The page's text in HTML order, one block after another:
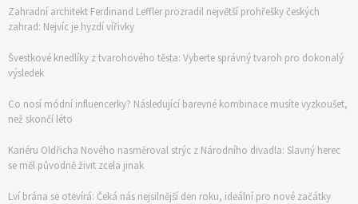
Zahradní architekt Ferdinand Leffler prozradil největší prohřešky českých
zahrad: Nejvíc je hyzdí vířivky
Švestkové knedlíky z tvarohového těsta: Vyberte správný tvaroh pro dokonalý
výsledek
Co nosí módní influencerky? Následující barevné kombinace musíte vyzkoušet,
než skončí léto
Kariéru Oldřicha Nového nasměroval strýc z Národního divadla: Slavný herec
se měl původně živit zcela jinak
Lví brána se otevírá: Čeká nás nejsilnější den roku, ideální pro nové začátky